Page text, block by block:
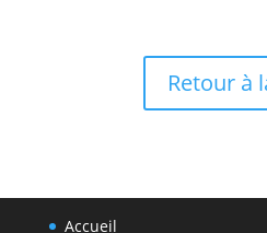
Retour à
Accueil